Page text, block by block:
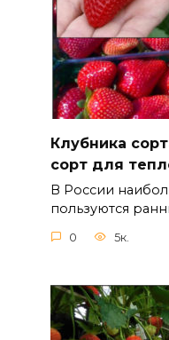
Клубника
сорт для
В России
пользуются
0 5к.